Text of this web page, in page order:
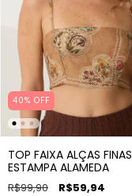
40% OFF
TOP FAIXA ALÇAS FINAS
ESTAMPA ALAMEDA
R$99,90 R$59,94